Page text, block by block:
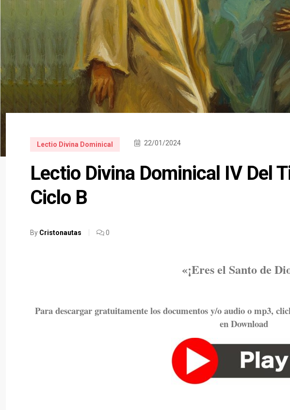
Lectio Divina Dominical 22/01/2024
Lectio Divina Dominical IV Del
Ciclo B
By Cristonautas 0
«¡Eres el Santo de
Para descargar gratuitamente los documentos y/o audio o mp3,
en Download